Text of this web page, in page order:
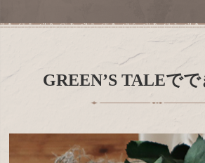
GREEN’S TALEで